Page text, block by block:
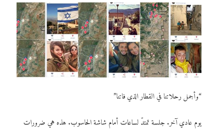
“وأجمل رحلاتنا في القطار الذي فاتنا”
يوم عادي آخر. جلسة تمتدّ لساعات أمام شاشة الحاسوب. هذه هي ضرورات